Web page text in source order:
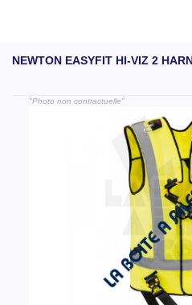
NEWTON EASYFIT HI-VIZ 2
"Photo non contractuelle"